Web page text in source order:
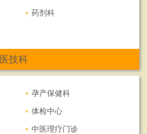
药剂科
医技科
孕产保健科
体检中心
中医理疗门诊